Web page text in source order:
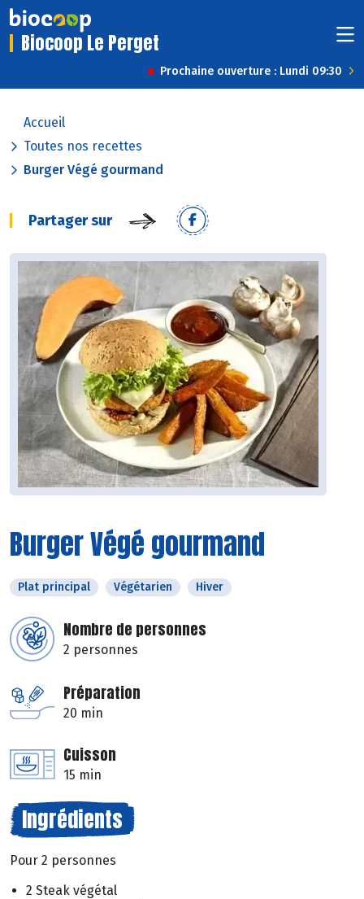
Biocoop Le Perget
Prochaine ouverture : Lundi 09:30
Accueil
Toutes nos recettes
Burger Végé gourmand
Partager sur
Burger Végé gourmand
Plat principal Végétarien Hiver
Nombre de personnes
2 personnes
Préparation
20 min
Cuisson
15 min
Ingrédients
Pour 2 personnes
2 Steak végétal